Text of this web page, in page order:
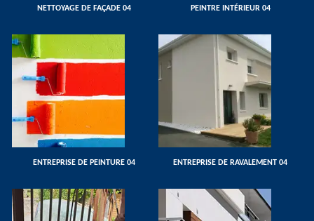
NETTOYAGE DE FAÇADE 04 PEINTRE INTÉRIEUR 04
ENTREPRISE DE PEINTURE 04 ENTREPRISE DE RAVALEMENT 04